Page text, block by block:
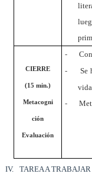
CIERRE
(15 min.)
Metacogni
ción
Evaluación
-
-
Se
-
IV. TAREA A